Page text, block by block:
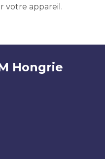
votre appareil.
Hongrie